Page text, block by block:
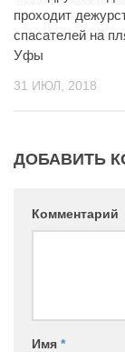
проходит
спасателей на
Уфы
31 ИЮЛ, 2018
ДОБАВИТЬ
Комментарий
Имя *